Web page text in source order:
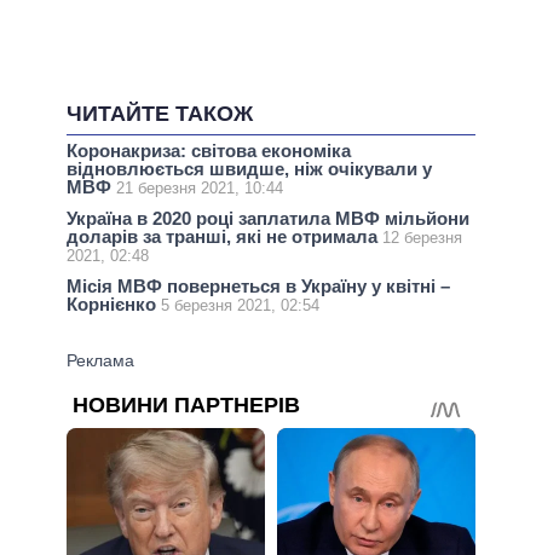
ЧИТАЙТЕ ТАКОЖ
Коронакриза: світова економіка
відновлюється швидше, ніж очікували у
МВФ 21 березня 2021, 10:44
Україна в 2020 році заплатила МВФ мільйони
доларів за транші, які не отримала 12 березня
2021, 02:48
Місія МВФ повернеться в Україну у квітні –
Корнієнко 5 березня 2021, 02:54